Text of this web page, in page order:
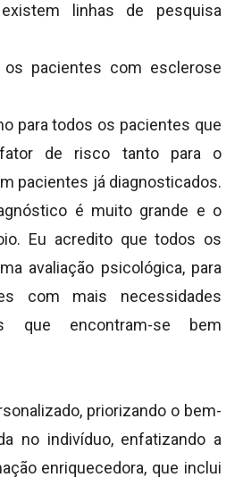
linhas de pesquisa
pacientes com esclerose
para todos os pacientes que
de risco tanto para o
pacientes já diagnosticados.
é muito grande e o
Eu acredito que todos os
avaliação psicológica, para
com mais necessidades
que encontram-se bem
priorizando o bem-
no indivíduo, enfatizando a
enriquecedora, que inclui